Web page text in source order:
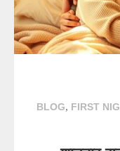
BLOG, FIRST